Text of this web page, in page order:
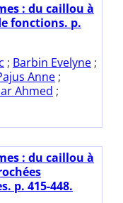
: du caillou à
fonctions. p.
; Barbin Evelyne ;
Anne ;
Ahmed ;
: du caillou à
p. 415-448.